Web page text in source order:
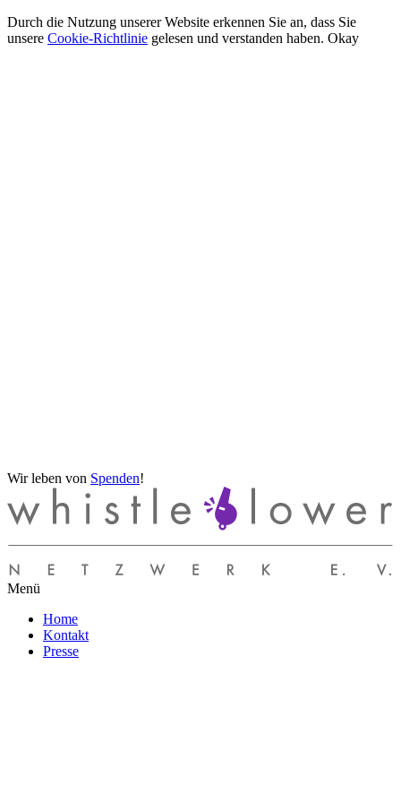
Durch die Nutzung unserer Website erkennen Sie an, dass Sie
unsere Cookie-Richtlinie gelesen und verstanden haben. Okay
Wir leben von Spenden!
Menü
Home
Kontakt
Presse